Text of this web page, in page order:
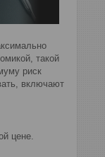
такой
риск
включают
цене.